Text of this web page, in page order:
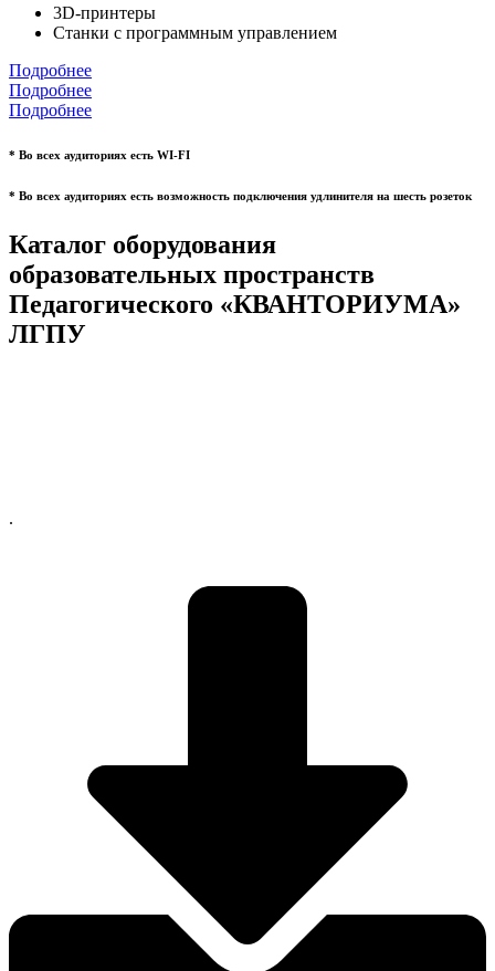
3D-принтеры
Станки с программным управлением
Подробнее
Подробнее
Подробнее
* Во всех аудиториях есть WI-FI
* Во всех аудиториях есть возможность подключения удлинителя на шесть розеток
Каталог оборудования
образовательных пространств
Педагогического «КВАНТОРИУМА»
ЛГПУ
.